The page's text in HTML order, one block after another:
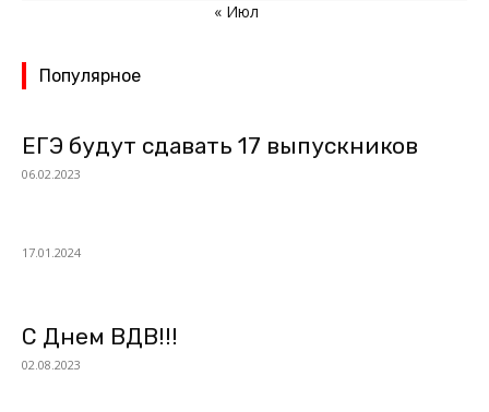
« Июл
Популярное
ЕГЭ будут сдавать 17 выпускников
06.02.2023
17.01.2024
С Днем ВДВ!!!
02.08.2023